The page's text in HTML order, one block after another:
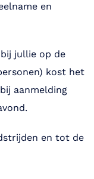
en
jullie op de
kost het
aanmelding
en tot de